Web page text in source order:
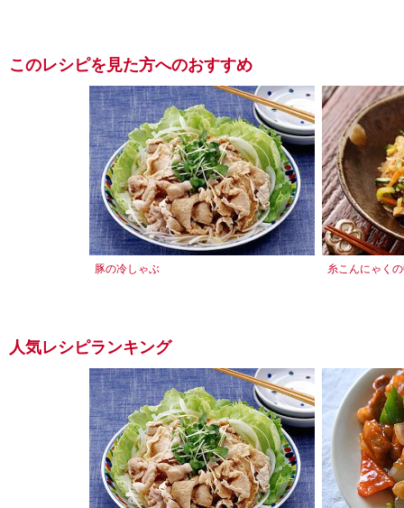
このレシピを見た方へのおすすめ
豚の冷しゃぶ 糸こんにゃく
人気レシピランキング